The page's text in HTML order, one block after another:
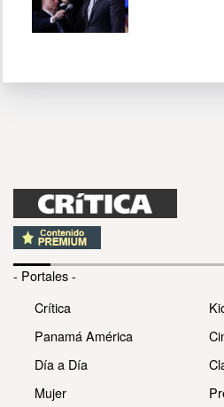
- Portales -
Crítica
Panamá América
Día a Día
Mujer